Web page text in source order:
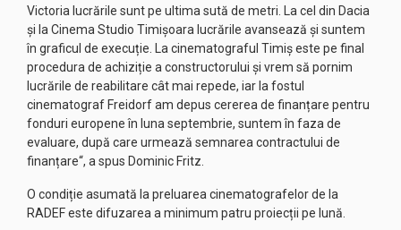
Victoria lucrările sunt pe ultima sută de metri. La cel din Dacia
și la Cinema Studio Timișoara lucrările avansează și suntem
în graficul de execuție. La cinematograful Timiș este pe final
procedura de achiziție a constructorului și vrem să pornim
lucrările de reabilitare cât mai repede, iar la fostul
cinematograf Freidorf am depus cererea de finanțare pentru
fonduri europene în luna septembrie, suntem în faza de
evaluare, după care urmează semnarea contractului de
finanțare“, a spus Dominic Fritz.
O condiție asumată la preluarea cinematografelor de la
RADEF este difuzarea a minimum patru proiecții pe lună.